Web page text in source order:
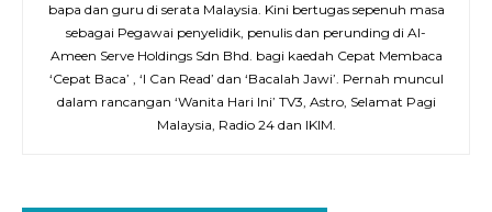
bapa dan guru di serata Malaysia. Kini bertugas sepenuh masa
sebagai Pegawai penyelidik, penulis dan perunding di Al-
Ameen Serve Holdings Sdn Bhd. bagi kaedah Cepat Membaca
‘Cepat Baca’ , ‘I Can Read’ dan ‘Bacalah Jawi’. Pernah muncul
dalam rancangan ‘Wanita Hari Ini’ TV3, Astro, Selamat Pagi
Malaysia, Radio 24 dan IKIM.